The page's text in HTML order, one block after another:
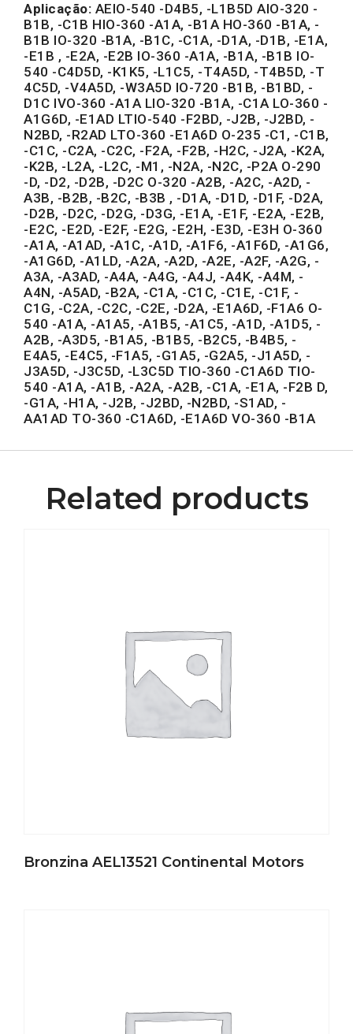
Aplicação: AEIO-540 -D4B5, -L1B5D AIO-320 -
B1B, -C1B HIO-360 -A1A, -B1A HO-360 -B1A, -
B1B IO-320 -B1A, -B1C, -C1A, -D1A, -D1B, -E1A,
-E1B , -E2A, -E2B IO-360 -A1A, -B1A, -B1B IO-
540 -C4D5D, -K1K5, -L1C5, -T4A5D, -T4B5D, -T
4C5D, -V4A5D, -W3A5D IO-720 -B1B, -B1BD, -
D1C IVO-360 -A1A LIO-320 -B1A, -C1A LO-360 -
A1G6D, -E1AD LTIO-540 -F2BD, -J2B, -J2BD, -
N2BD, -R2AD LTO-360 -E1A6D O-235 -C1, -C1B,
-C1C, -C2A, -C2C, -F2A, -F2B, -H2C, -J2A, -K2A,
-K2B, -L2A, -L2C, -M1, -N2A, -N2C, -P2A O-290
-D, -D2, -D2B, -D2C O-320 -A2B, -A2C, -A2D, -
A3B, -B2B, -B2C, -B3B , -D1A, -D1D, -D1F, -D2A,
-D2B, -D2C, -D2G, -D3G, -E1A, -E1F, -E2A, -E2B,
-E2C, -E2D, -E2F, -E2G, -E2H, -E3D, -E3H O-360
-A1A, -A1AD, -A1C, -A1D, -A1F6, -A1F6D, -A1G6,
-A1G6D, -A1LD, -A2A, -A2D, -A2E, -A2F, -A2G, -
A3A, -A3AD, -A4A, -A4G, -A4J, -A4K, -A4M, -
A4N, -A5AD, -B2A, -C1A, -C1C, -C1E, -C1F, -
C1G, -C2A, -C2C, -C2E, -D2A, -E1A6D, -F1A6 O-
540 -A1A, -A1A5, -A1B5, -A1C5, -A1D, -A1D5, -
A2B, -A3D5, -B1A5, -B1B5, -B2C5, -B4B5, -
E4A5, -E4C5, -F1A5, -G1A5, -G2A5, -J1A5D, -
J3A5D, -J3C5D, -L3C5D TIO-360 -C1A6D TIO-
540 -A1A, -A1B, -A2A, -A2B, -C1A, -E1A, -F2B D,
-G1A, -H1A, -J2B, -J2BD, -N2BD, -S1AD, -
AA1AD TO-360 -C1A6D, -E1A6D VO-360 -B1A
Related products
Bronzina AEL13521 Continental Motors